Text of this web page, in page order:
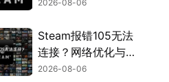
2026-08-06
Steam报错105无法
连接？网络优化与解
决指南！
2026-08-06